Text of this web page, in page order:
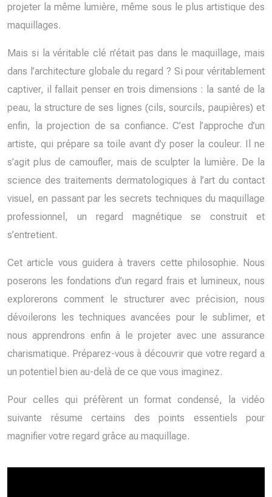
projeter la même lumière, même sous le plus artistique des
maquillages.
Mais si la véritable clé n’était pas dans le maquillage, mais
dans l’architecture globale du regard ? Si pour véritablement
captiver, il fallait penser en trois dimensions : la santé de la
peau, la structure de ses lignes (cils, sourcils, paupières) et
enfin, la projection de sa confiance. C’est l’approche d’un
artiste, qui prépare sa toile avant d’y poser la couleur. Il ne
s’agit plus de camoufler, mais de sculpter la lumière. De la
science des traitements dermatologiques à l’art du contact
visuel, en passant par les secrets techniques du maquillage
professionnel, un regard magnétique se construit et
s’entretient.
Cet article vous guidera à travers cette philosophie. Nous
poserons les fondations d’un regard frais et lumineux, nous
explorerons comment le structurer avec précision, nous
dévoilerons les techniques avancées pour le sublimer, et
nous apprendrons enfin à le projeter avec une assurance
charismatique. Préparez-vous à découvrir que votre regard a
un potentiel bien au-delà de ce que vous imaginez.
Pour celles qui préfèrent un format condensé, la vidéo
suivante résume certains des points essentiels pour
magnifier votre regard grâce au maquillage.